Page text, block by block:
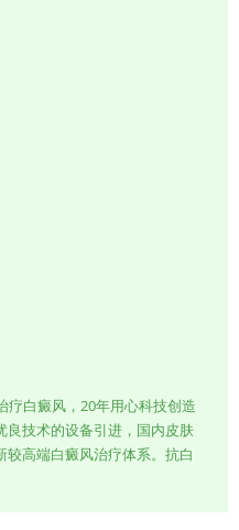
疗白癜风，20年用心科技创造
良技术的设备引进，国内皮肤
高端白癜风治疗体系。抗白